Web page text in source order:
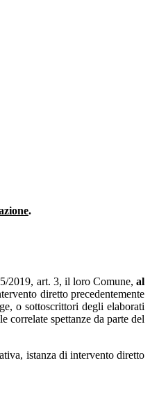
.
2019, art. 3, il loro Comune, al
diretto precedentemente
o sottoscrittori degli elaborati
spettanze da parte del
istanza di intervento diretto